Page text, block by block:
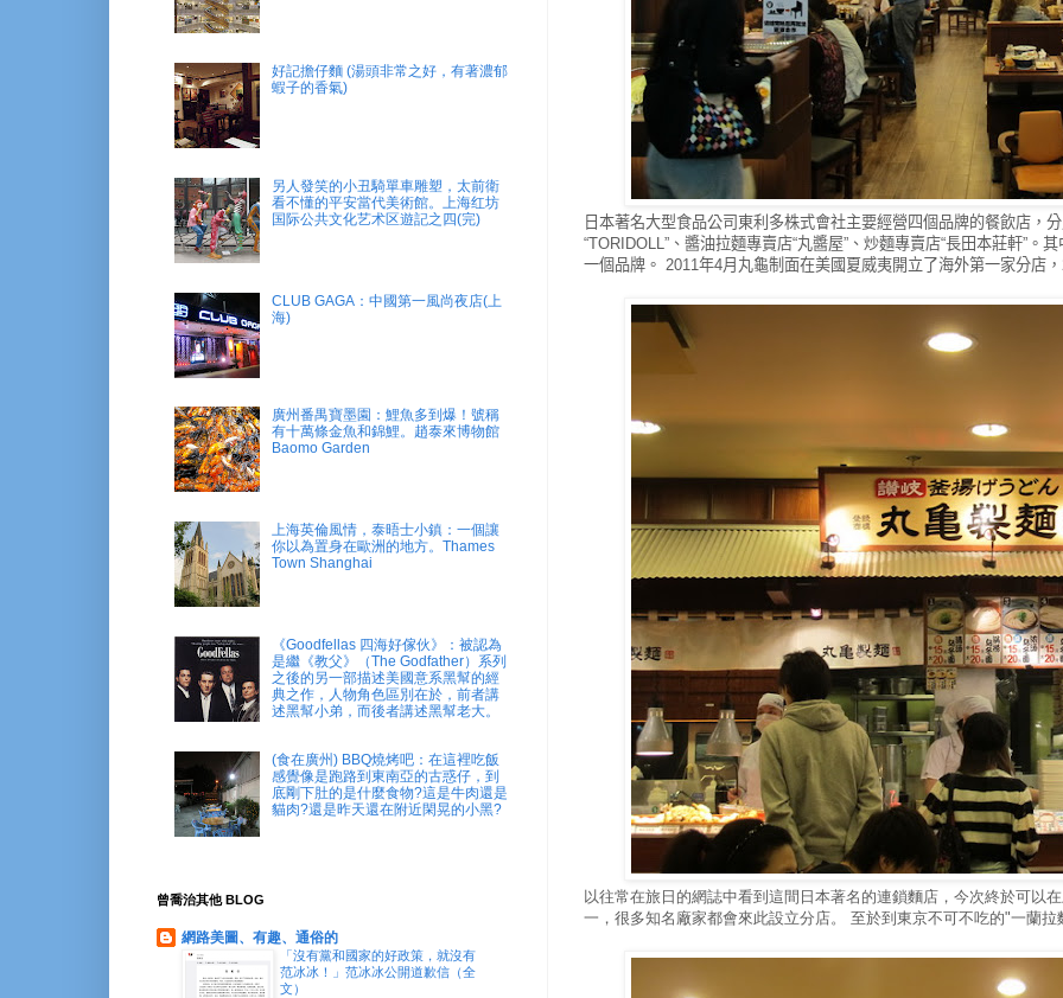
日本著名大型食品公司東利多株式會社主要經營四個品牌的餐飲店，
“TORIDOLL”、醬油拉麵專賣店“丸醬屋”、炒麵專賣店“長田本莊軒”。 其
一個品牌。 2011年4月丸龜制面在美國夏威夷開立了海外第一家分店
以往常在旅日的網誌中看到這間日本著名的連鎖麵店，今次終於可以
一，很多知名廠家都會來此設立分店。 至於到東京不可不吃的"一蘭
好記擔仔麵 (湯頭非常之好，有著濃郁
蝦子的香氣)
另人發笑的小丑騎單車雕塑，太前衛
看不懂的平安當代美術館。上海红坊
国际公共文化艺术区遊記之四(完)
CLUB GAGA：中國第一風尚夜店(上
海)
廣州番禺寶墨園：鯉魚多到爆！號稱
有十萬條金魚和錦鯉。趙泰來博物館
Baomo Garden
上海英倫風情，泰晤士小鎮：一個讓
你以為置身在歐洲的地方。Thames
Town Shanghai
《Goodfellas 四海好傢伙》：被認為
是繼《教父》（The Godfather）系列
之後的另一部描述美國意系黑幫的經
典之作，人物角色區別在於，前者講
述黑幫小弟，而後者講述黑幫老大。
(食在廣州) BBQ燒烤吧：在這裡吃飯
感覺像是跑路到東南亞的古惑仔，到
底剛下肚的是什麼食物?這是牛肉還是
貓肉?還是昨天還在附近閑晃的小黑?
曾喬治其他 BLOG
網路美圖、有趣、通俗的
「沒有黨和國家的好政策，就沒有
范冰冰！」范冰冰公開道歉信（全
文）